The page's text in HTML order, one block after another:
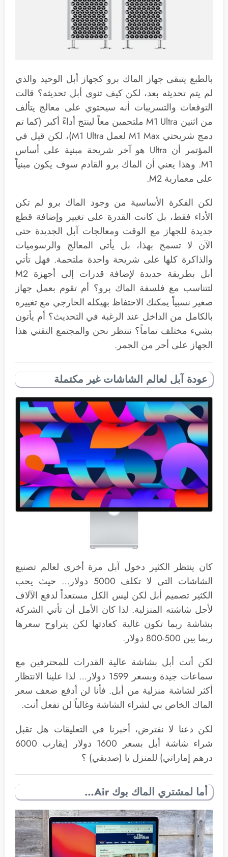
بالطبع يتبقى جهاز الماك برو كجهاز أبل الوحيد والذي
لم يتم تحديثه بعد، لكن كيف تنوي أبل تحديثه؟ قالت
التوقعات والتسريبات أنه سيحتوي على معالج يتألف
من اثنين M1 Ultra ملتحمين معاً لينتج أداءً أكبر (كما تم
دمج شريحتي M1 Max لعمل M1 Ultra)، لكن قيل في
المؤتمر أن Ultra هو آخر شريحة مبنية على أساس
M1. وهذا يعني أن الماك برو القادم سوف يكون مبنياً
على معمارية M2.
لكن الفكرة الأساسية من وجود الماك برو لم تكن
الأداء فقط، بل كانت القدرة على تغيير وإضافة قطع
جديدة للجهاز مع الوقت ومعالجات آبل الجديدة حتى
الآن لا تسمح بهذا، بل يأتي المعالج والرسوميات
والذاكرة كلها على شريحة واحدة ملتحمة. فهل تأتي
أبل بطريقة جديدة لإضافة قدرات إلى أجهزة M2
لتتناسب مع فلسفة الماك برو؟ أم تقوم بعمل جهاز
صغير نسبياً يمكنك الاحتفاظ بهيكله الخارجي مع تغييره
بالكامل من الداخل عند الرغبة في التحديث؟ أم يأتون
بشيء مختلف تماماً؟ ننتظر نحن والمجتمع التقني هذا
الجهاز على أحر من الجمر.
عودة آبل لعالم الشاشات غير مكتملة
كان ينتظر الكثير دخول آبل مرة أخرى لعالم تصنيع
الشاشات التي لا تكلف 5000 دولار… حيث يحب
الكثير تصميم أبل لكن ليس الكل مستعداً لدفع الآلاف
لأجل شاشته المنزلية. لذا كان الأمل أن تأتي الشركة
بشاشة ربما تكون غالية كعادتها لكن يتراوح سعرها
ربما بين 500-800 دولار.
لكن أتت أبل بشاشة عالية القدرات للمحترفين مع
سماعات جيدة وبسعر 1599 دولار… لذا علينا الانتظار
أكثر لشاشة منزلية من أبل. فأنا لن أدفع ضعف سعر
الماك الخاص بي لشراء الشاشة وغالباً لن تفعل أنت.
لكن دعنا لا نفترض، أخبرنا في التعليقات هل تقبل
شراء شاشة أبل بسعر 1600 دولار (يقارب 6000
درهم إماراتي) للمنزل يا (صديقي) ؟
أما لمشتري الماك بوك Air…